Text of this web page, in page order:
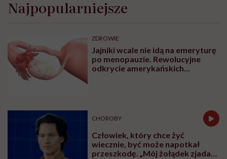
na
rodzinie
coś,
bez
czego
współczesna
medycyna
Najpopularniejsze
ZDROWIE
Jajniki wcale nie idą na emeryturę
po menopauzie. Rewolucyjne
odkrycie amerykańskich
CHOROBY
Człowiek, który chce żyć
wiecznie, być może napotkał
przeszkodę. „Mój żołądek zjada